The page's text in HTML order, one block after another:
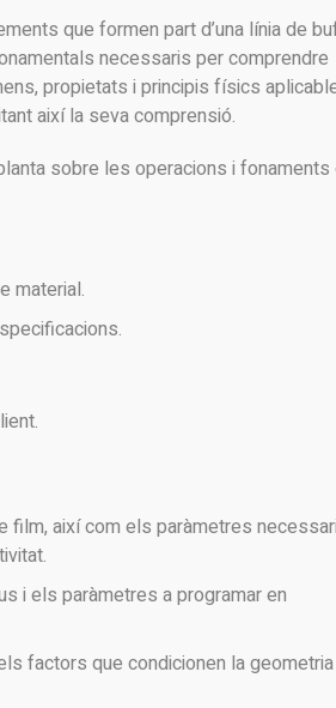
que formen part d’una línia de
necessaris per comprendre
propietats i principis físics
així la seva comprensió.
sobre les operacions i fonaments
material.
film, així com els paràmetres
i els paràmetres a programar en
factors que condicionen la geometria